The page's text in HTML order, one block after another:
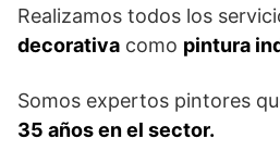
Realizamos todos los
decorativa como pintura
Somos expertos pintores
35 años en el sector.